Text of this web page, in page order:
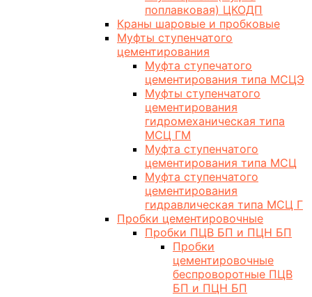
поплавковая) ЦКОДП
Краны шаровые и пробковые
Муфты ступенчатого
цементирования
Муфта ступечатого
цементирования типа МСЦЭ
Муфты ступенчатого
цементирования
гидромеханическая типа
МСЦ ГМ
Муфта ступенчатого
цементирования типа МСЦ
Муфта ступенчатого
цементирования
гидравлическая типа МСЦ Г
Пробки цементировочные
Пробки ПЦВ БП и ПЦН БП
Пробки
цементировочные
беспроворотные ПЦВ
БП и ПЦН БП